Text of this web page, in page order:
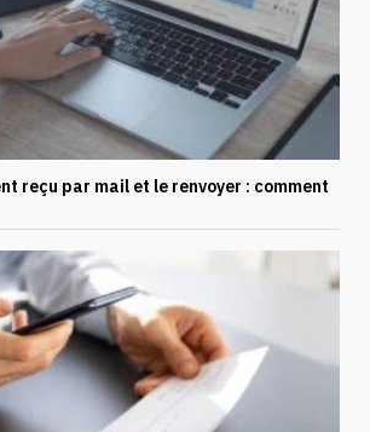
reçu par mail et le renvoyer : comment